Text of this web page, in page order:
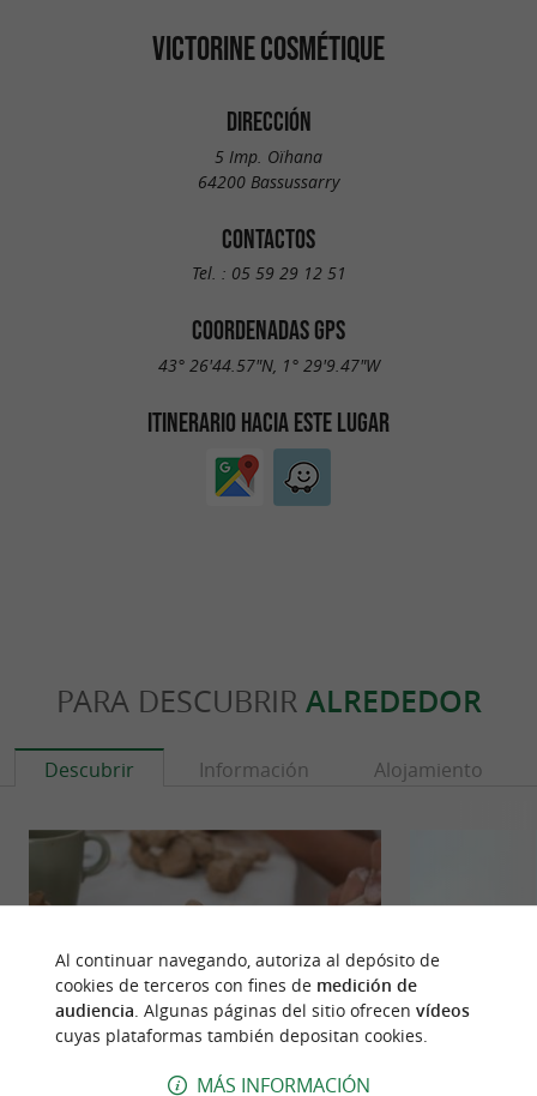
VICTORINE COSMÉTIQUE
DIRECCIÓN
5 Imp. Oïhana
64200 Bassussarry
CONTACTOS
Tel. : 05 59 29 12 51
COORDENADAS GPS
43° 26'44.57"N, 1° 29'9.47"W
ITINERARIO HACIA ESTE LUGAR
PARA DESCUBRIR ALREDEDOR
Descubrir Información Alojamiento
Al continuar navegando, autoriza al depósito de
cookies de terceros con fines de medición de
audiencia . Algunas páginas del sitio ofrecen vídeos
cuyas plataformas también depositan cookies.
MÁS INFORMACIÓN